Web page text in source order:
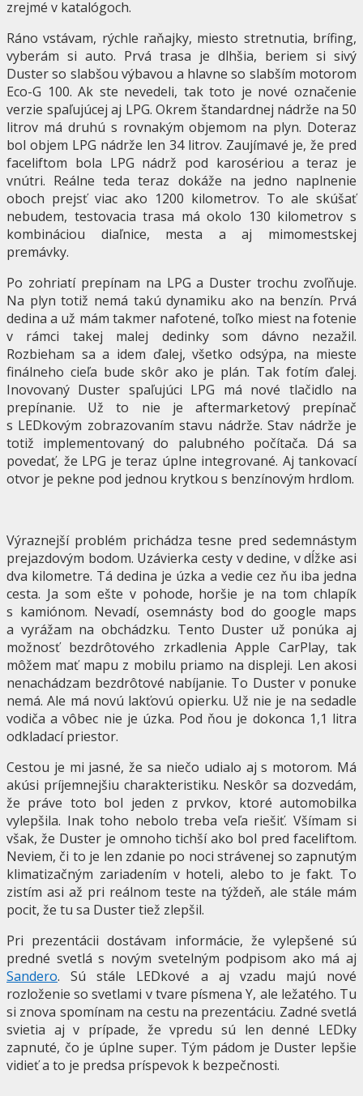
zrejmé v katalógoch.
Ráno vstávam, rýchle raňajky, miesto stretnutia, brífing,
vyberám si auto. Prvá trasa je dlhšia, beriem si sivý
Duster so slabšou výbavou a hlavne so slabším motorom
Eco-G 100. Ak ste nevedeli, tak toto je nové označenie
verzie spaľujúcej aj LPG. Okrem štandardnej nádrže na 50
litrov má druhú s rovnakým objemom na plyn. Doteraz
bol objem LPG nádrže len 34 litrov. Zaujímavé je, že pred
faceliftom bola LPG nádrž pod karosériou a teraz je
vnútri. Reálne teda teraz dokáže na jedno naplnenie
oboch prejsť viac ako 1200 kilometrov. To ale skúšať
nebudem, testovacia trasa má okolo 130 kilometrov s
kombináciou diaľnice, mesta a aj mimomestskej
premávky.
Po zohriatí prepínam na LPG a Duster trochu zvoľňuje.
Na plyn totiž nemá takú dynamiku ako na benzín. Prvá
dedina a už mám takmer nafotené, toľko miest na fotenie
v rámci takej malej dedinky som dávno nezažil.
Rozbieham sa a idem ďalej, všetko odsýpa, na mieste
finálneho cieľa bude skôr ako je plán. Tak fotím ďalej.
Inovovaný Duster spaľujúci LPG má nové tlačidlo na
prepínanie. Už to nie je aftermarketový prepínač
s LEDkovým zobrazovaním stavu nádrže. Stav nádrže je
totiž implementovaný do palubného počítača. Dá sa
povedať, že LPG je teraz úplne integrované. Aj tankovací
otvor je pekne pod jednou krytkou s benzínovým hrdlom.
Výraznejší problém prichádza tesne pred sedemnástym
prejazdovým bodom. Uzávierka cesty v dedine, v dĺžke asi
dva kilometre. Tá dedina je úzka a vedie cez ňu iba jedna
cesta. Ja som ešte v pohode, horšie je na tom chlapík
s kamiónom. Nevadí, osemnásty bod do google maps
a vyrážam na obchádzku. Tento Duster už ponúka aj
možnosť bezdrôtového zrkadlenia Apple CarPlay, tak
môžem mať mapu z mobilu priamo na displeji. Len akosi
nenachádzam bezdrôtové nabíjanie. To Duster v ponuke
nemá. Ale má novú lakťovú opierku. Už nie je na sedadle
vodiča a vôbec nie je úzka. Pod ňou je dokonca 1,1 litra
odkladací priestor.
Cestou je mi jasné, že sa niečo udialo aj s motorom. Má
akúsi príjemnejšiu charakteristiku. Neskôr sa dozvedám,
že práve toto bol jeden z prvkov, ktoré automobilka
vylepšila. Inak toho nebolo treba veľa riešiť. Všímam si
však, že Duster je omnoho tichší ako bol pred faceliftom.
Neviem, či to je len zdanie po noci strávenej so zapnutým
klimatizačným zariadením v hoteli, alebo to je fakt. To
zistím asi až pri reálnom teste na týždeň, ale stále mám
pocit, že tu sa Duster tiež zlepšil.
Pri prezentácii dostávam informácie, že vylepšené sú
predné svetlá s novým svetelným podpisom ako má aj
Sandero. Sú stále LEDkové a aj vzadu majú nové
rozloženie so svetlami v tvare písmena Y, ale ležatého. Tu
si znova spomínam na cestu na prezentáciu. Zadné svetlá
svietia aj v prípade, že vpredu sú len denné LEDky
zapnuté, čo je úplne super. Tým pádom je Duster lepšie
vidieť a to je predsa príspevok k bezpečnosti.